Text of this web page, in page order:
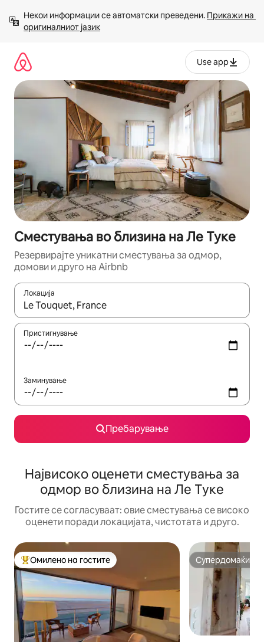
содржина
Некои информации се автоматски преведени. Прикажи на
оригиналниот јазик
Use app
Сместувања во близина на Ле Туке
Резервирајте уникатни сместувања за одмор,
домови и друго на Airbnb
Локација
Кога резултатите се достапни, движете се со копчињата
Пристигнување
Заминување
Пребарување
Највисоко оценети сместувања за
одмор во близина на Ле Туке
Гостите се согласуваат: овие сместувања се високо
оценети поради локацијата, чистотата и друго.
Меѓу најуспешните „Омилени на гостите“
Омилено на гостите Супердомаќин
Супердомаќин